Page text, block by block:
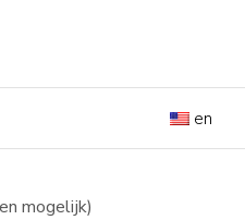
en
mogelijk)